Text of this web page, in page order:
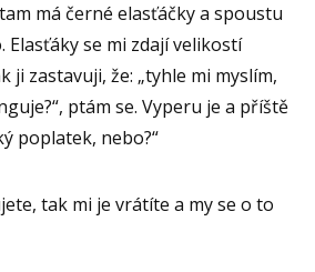
má černé elasťáčky a spoustu
Elasťáky se mi zdají velikostí
ji zastavuji, že: „tyhle mi myslím,
ptám se. Vyperu je a příště
poplatek, nebo?“
tak mi je vrátíte a my se o to